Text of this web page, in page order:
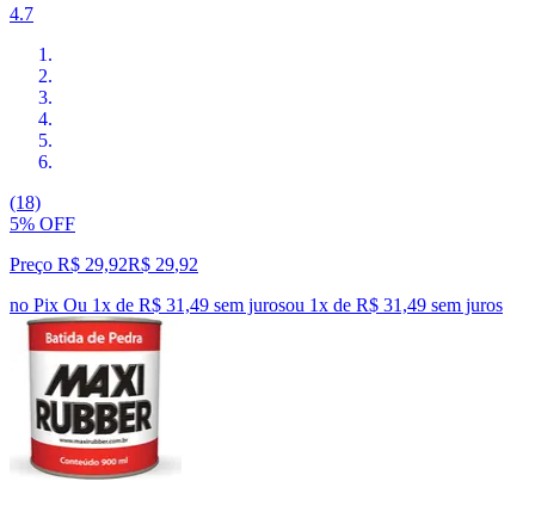
4.7
(18)
5% OFF
Preço R$ 29,92R$ 29,92
no Pix Ou 1x de R$ 31,49 sem jurosou 1x de R$ 31,49 sem juros